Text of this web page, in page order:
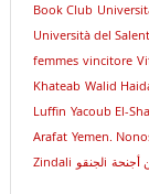
Book Club
Università del
femmes vincitore
Khateab Walid
Luffin Yacoub El-
Arafat Yemen.
Zindali
لجنقوi أجنحة